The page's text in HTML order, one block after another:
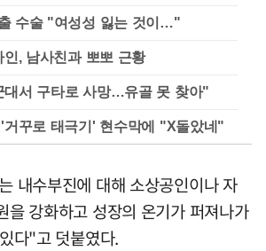
수술 "여성성 잃는 것이…"
, 남사친과 뽀뽀 근황
대서 구타로 사망…유골 못 찾아"
거꾸로 태극기' 현수막에 "X돌았네"
내수부진에 대해 소상공인이나 자
을 강화하고 성장의 온기가 퍼져나가
다"고 덧붙였다.